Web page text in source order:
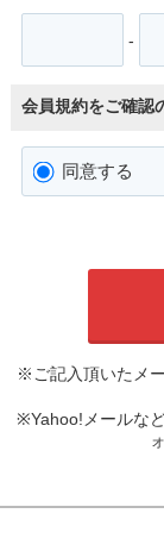
-
会員規約をご確認
同意する
※ご記入頂いたメ
※Yahoo!メールな